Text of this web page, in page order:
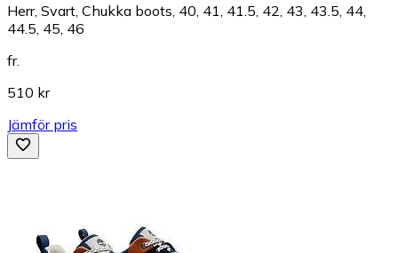
Herr, Svart, Chukka boots, 40, 41, 41.5, 42, 43, 43.5, 44,
44.5, 45, 46
fr.
510 kr
Jämför pris